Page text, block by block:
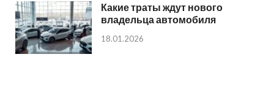
Какие траты ждут нового
владельца автомобиля
18.01.2026